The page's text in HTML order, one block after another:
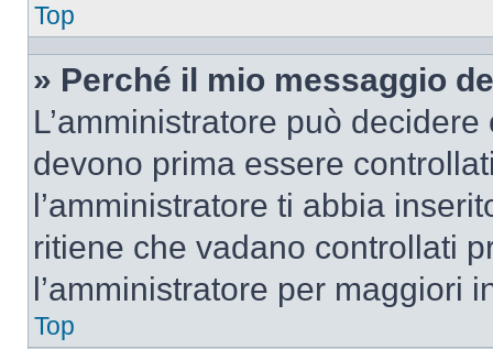
Top
» Perché il mio messaggio
L’amministratore può
devono prima essere
l’amministratore ti abbia
ritiene che vadano controllati
l’amministratore per maggiori
Top